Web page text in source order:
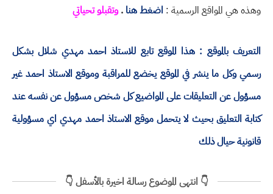
وهذه هي المواقع الرسمية : اضغط هنا .وتقبلو تحياتي
التعريف بالموقع : هذا الموقع تابع للاستاذ احمد مهدي شلال بشكل
رسمي وكل ما ينشر في الموقع يخضع للمراقبة وموقع الاستاذ احمد غير
مسؤول عن التعليقات على المواضيع كل شخص مسؤول عن نفسه عند
كتابة التعليق بحيث لا يتحمل موقع الاستاذ احمد مهدي اي مسؤولية
قانونية حيال ذلك
👇 انتهى الموضوع رسالة اخيرة بالأسفل 👇